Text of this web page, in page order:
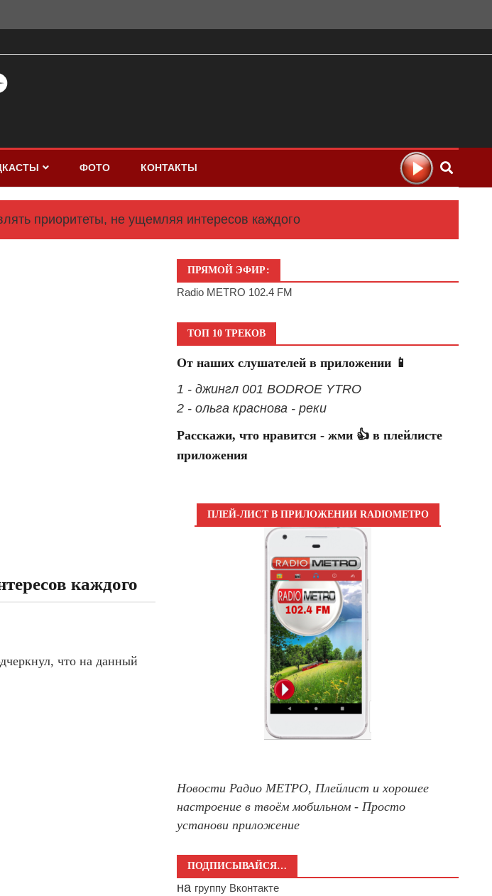
ФОТО КОНТАКТЫ
приоритеты, не ущемляя интересов каждого
каждого
что на данный
ПРЯМОЙ ЭФИР:
Radio METRO 102.4 FM
ТОП 10 ТРЕКОВ
От наших слушателей в приложении 📱
1 - джингл 001 BODROE YTRO
2 - ольга краснова - реки
Расскажи, что нравится - жми 👍 в плейлисте
приложения
ПЛЕЙ-ЛИСТ В ПРИЛОЖЕНИИ RADIOМЕТРО
Новости Радио МЕТРО, Плейлист и хорошее
настроение в твоём мобильном - Просто
установи приложение
ПОДПИСЫВАЙСЯ…
на группу Вконтакте